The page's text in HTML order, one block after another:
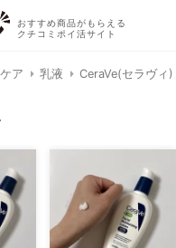
おすすめ商品がもらえる
クチコミポイ活サイト
ア 乳液 CeraVe(セラヴィ